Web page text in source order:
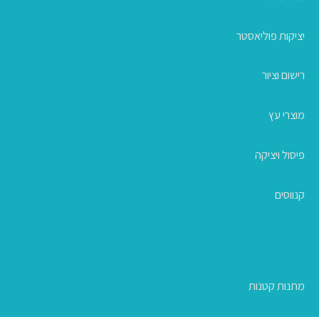
יציקות פוליאסטר
רישום וציור
מוצרי עץ
פיסול ויציקה
קנווסים
מתנות קטנות